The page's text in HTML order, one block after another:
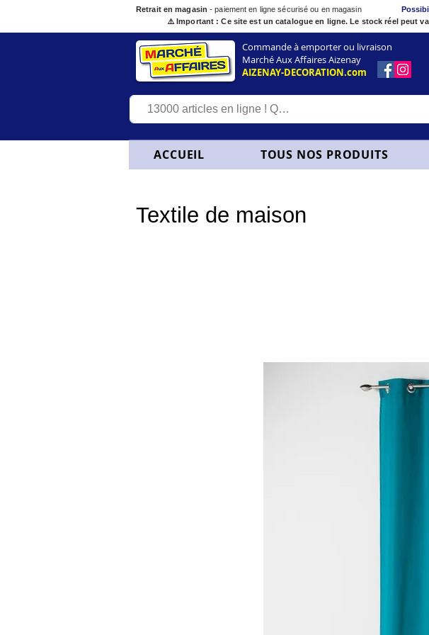
Retrait en magasin - paiement en ligne sécurisé ou en magasin
⚠️ Important : Ce site est un catalogue en ligne. Le stock réel peut
Commande à emporter ou livraison
Marché Aux Affaires Aizenay
AIZENAY-DECORATION.com
ACCUEIL TOUS NOS PRODUITS
Textile de maison